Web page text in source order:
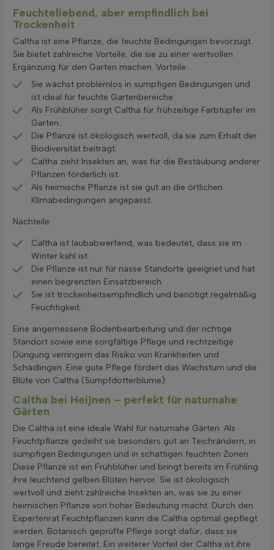
Feuchteliebend, aber empfindlich bei
Trockenheit
Caltha ist eine Pflanze, die feuchte Bedingungen bevorzugt.
Sie bietet zahlreiche Vorteile, die sie zu einer wertvollen
Ergänzung für den Garten machen. Vorteile:
Sie wächst problemlos in sumpfigen Bedingungen und
ist ideal für feuchte Gartenbereiche.
Als Frühblüher sorgt Caltha für frühzeitige Farbtupfer im
Garten.
Die Pflanze ist ökologisch wertvoll, da sie zum Erhalt der
Biodiversität beiträgt.
Caltha zieht Insekten an, was für die Bestäubung anderer
Pflanzen förderlich ist.
Als heimische Pflanze ist sie gut an die örtlichen
Klimabedingungen angepasst.
Nachteile:
Caltha ist laubabwerfend, was bedeutet, dass sie im
Winter kahl ist.
Die Pflanze ist nur für nasse Standorte geeignet und hat
einen begrenzten Einsatzbereich.
Sie ist trockenheitsempfindlich und benötigt regelmäßig
Feuchtigkeit.
Eine angemessene Bodenbearbeitung und der richtige
Standort sowie eine sorgfältige Pflege und rechtzeitige
Düngung verringern das Risiko von Krankheiten und
Schädlingen. Eine gute Pflege fördert das Wachstum und die
Blüte von Caltha (Sumpfdotterblume).
Caltha bei Heijnen – perfekt für naturnahe
Gärten
Die Caltha ist eine ideale Wahl für naturnahe Gärten. Als
Feuchtpflanze gedeiht sie besonders gut an Teichrändern, in
sumpfigen Bedingungen und in schattigen feuchten Zonen.
Diese Pflanze ist ein Frühblüher und bringt bereits im Frühling
ihre leuchtend gelben Blüten hervor. Sie ist ökologisch
wertvoll und zieht zahlreiche Insekten an, was sie zu einer
heimischen Pflanze von hoher Bedeutung macht. Durch den
Expertenrat Feuchtpflanzen kann die Caltha optimal gepflegt
werden. Botanisch geprüfte Pflege sorgt dafür, dass sie
lange Freude bereitet. Ein weiterer Vorteil der Caltha ist ihre